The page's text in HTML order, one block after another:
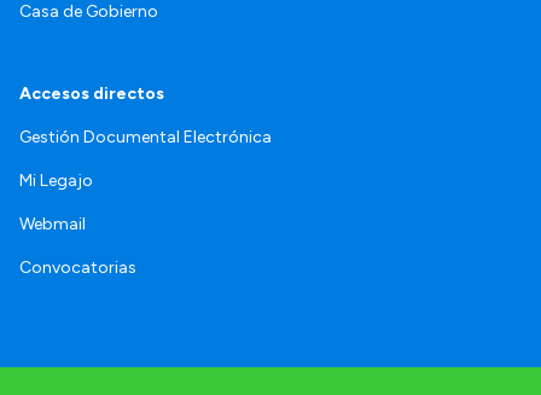
Casa de Gobierno
Accesos directos
Gestión Documental Electrónica
Mi Legajo
Webmail
Convocatorias